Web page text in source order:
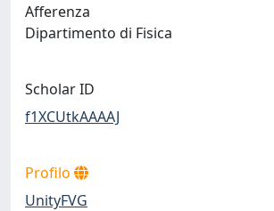
Afferenza
Dipartimento di Fisica
Scholar ID
f1XCUtkAAAAJ
Profilo
UnityFVG